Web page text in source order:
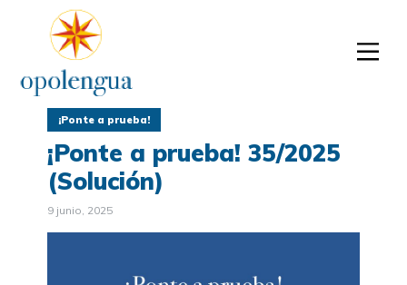
¡Ponte a prueba!
¡Ponte a prueba! 35/2025
(Solución)
9 junio, 2025